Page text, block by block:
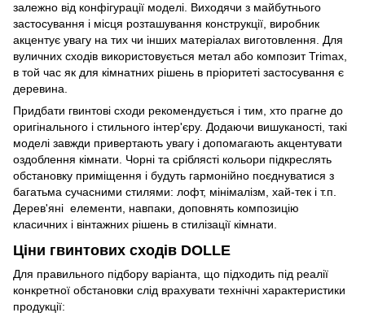
залежно від конфігурації моделі. Виходячи з майбутнього
застосування і місця розташування конструкції, виробник
акцентує увагу на тих чи інших матеріалах виготовлення. Для
вуличних сходів використовується метал або композит Trimax,
в той час як для кімнатних рішень в пріоритеті застосування є
деревина.
Придбати гвинтові сходи рекомендується і тим, хто прагне до
оригінального і стильного інтер'єру. Додаючи вишуканості, такі
моделі завжди привертають увагу і допомагають акцентувати
оздоблення кімнати. Чорні та сріблясті кольори підкреслять
обстановку приміщення і будуть гармонійно поєднуватися з
багатьма сучасними стилями: лофт, мінімалізм, хай-тек і т.п.
Дерев'яні елементи, навпаки, доповнять композицію
класичних і вінтажних рішень в стилізації кімнати.
Ціни гвинтових сходів DOLLE
Для правильного підбору варіанта, що підходить під реалії
конкретної обстановки слід врахувати технічні характеристики
продукції: